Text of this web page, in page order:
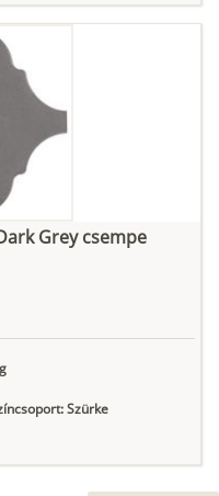
Grey csempe
Szürke